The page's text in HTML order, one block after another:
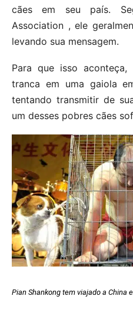
cães em seu país.
Association , ele
levando sua mensagem.
Para que isso
tranca em uma gaiola
tentando transmitir de
um desses pobres cães
Pian Shankong tem viajado a China